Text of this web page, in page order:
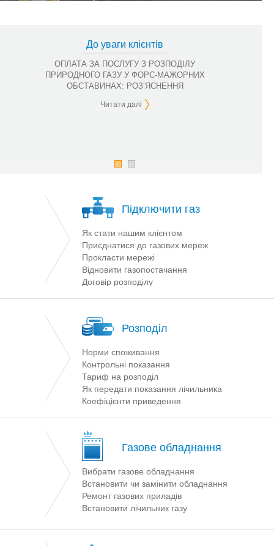
До уваги клієнтів
ОПЛАТА ЗА ПОСЛУГУ З РОЗПОДІЛУ
ПРИРОДНОГО ГАЗУ У ФОРС-МАЖОРНИХ
ОБСТАВИНАХ: РОЗ’ЯСНЕННЯ
Читати далі
Підключити газ
Як стати нашим клієнтом
Приєднатися до газових мереж
Прокласти мережі
Відновити газопостачання
Договір розподілу
Розподіл
Норми споживання
Контрольні показання
Тариф на розподіл
Як передати показання лічильника
Коефіцієнти приведення
Газове обладнання
Вибрати газове обладнання
Встановити чи замінити обладнання
Ремонт газових приладів
Встановити лічильник газу